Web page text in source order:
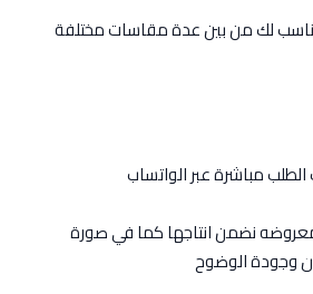
لك من بين عدة مقاسات مختلفة
مباشرة عبر الواتساب
نضمن انتاجها كما في صورة
وجودة الوضوح